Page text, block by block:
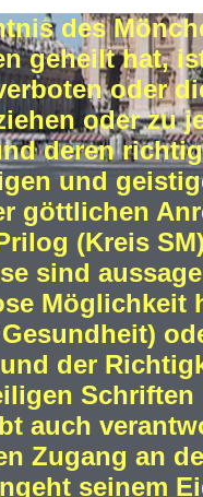
des
geheilt hat,
oder
oder zu
deren
und
göttlichen
(Kreis
sind
Möglichkeit
der
auch
Zugang an
seinem